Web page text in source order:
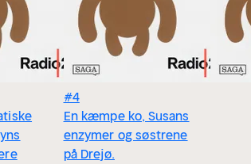
Og
kendt
med
på
#4
En kæmpe ko, Susans
enzymer og søstrene
på Drejø.